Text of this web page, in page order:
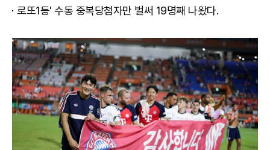
로또1등' 수동 중복당첨자만 벌써 19명째 나왔다.